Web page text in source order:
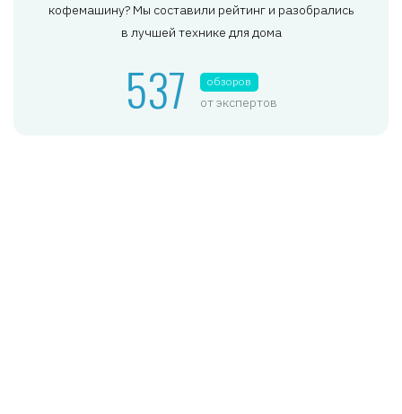
кофемашину? Мы составили рейтинг и разобрались
в лучшей технике для дома
537 обзоров
от экспертов